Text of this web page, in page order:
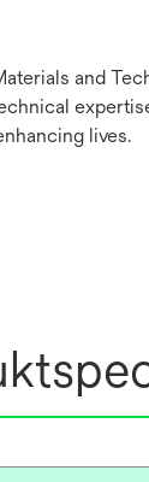
and
lives.